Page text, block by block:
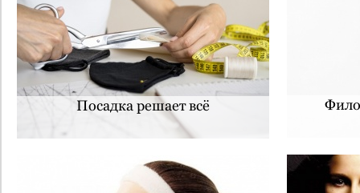
Посадка решает всё